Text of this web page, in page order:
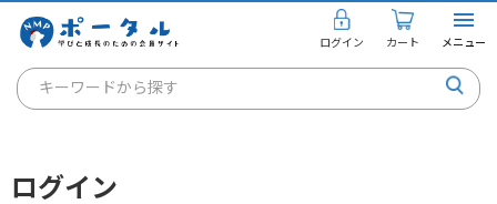
ログイン カート メニュー
キーワードから探す
通信講座
ログイン